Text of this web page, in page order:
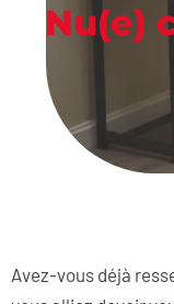
Nu(e)
Avez-vous déjà